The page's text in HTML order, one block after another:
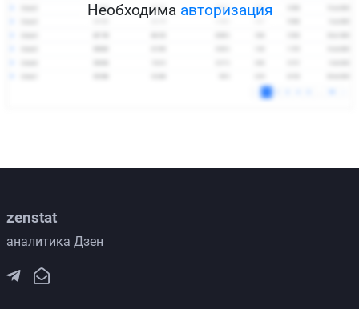
Необходима авторизация
zenstat
аналитика Дзен